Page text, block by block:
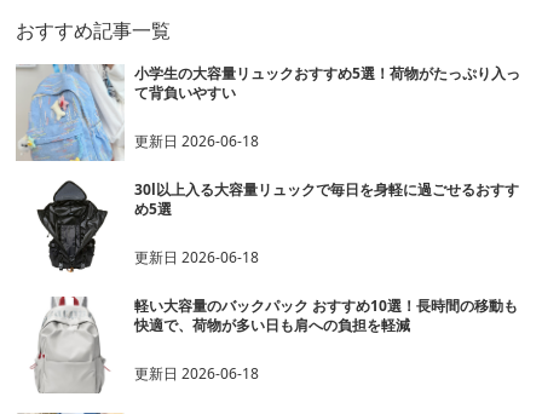
おすすめ記事一覧
小学生の大容量リュックおすすめ5選！荷物がたっぷり入っ
て背負いやすい
更新日2026-06-18
30l以上入る大容量リュックで毎日を身軽に過ごせるおすす
め5選
更新日2026-06-18
軽い大容量のバックパック おすすめ10選！長時間の移動も
快適で、荷物が多い日も肩への負担を軽減
更新日2026-06-18